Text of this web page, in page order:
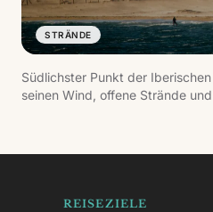
STRÄNDE
Südlichster Punkt der
seinen Wind, offene Strände
REISEZIELE